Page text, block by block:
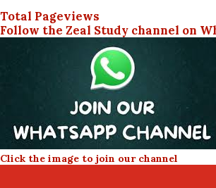
Total Pageviews
Follow the Zeal Study channel on
Click the image to join our channel